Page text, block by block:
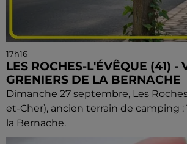
17h16
LES ROCHES-L'ÉVÊQUE (41) -
GRENIERS DE LA BERNACHE
Dimanche 27 septembre, Les
et-Cher), ancien terrain de camping
la Bernache.